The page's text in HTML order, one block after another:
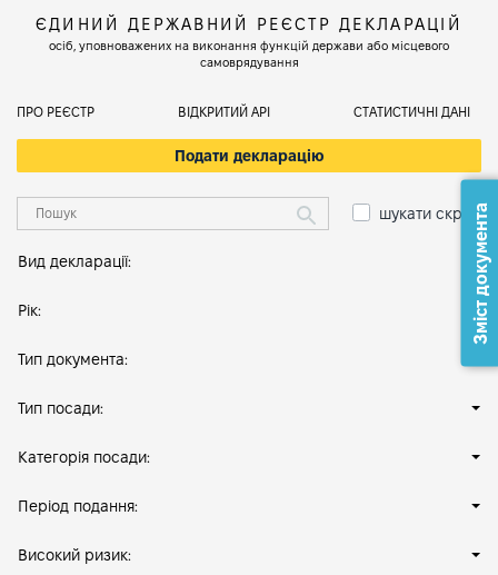
ЄДИНИЙ ДЕРЖАВНИЙ РЕЄСТР ДЕКЛАРАЦІЙ
осіб, уповноважених на виконання функцій держави або місцевого
самоврядування
ПРО РЕЄСТР ВІДКРИТИЙ АРІ СТАТИСТИЧНІ ДАНІ
Подати декларацію
шукати скрізь
Вид декларації:
Рік:
Тип документа:
Тип посади:
Категорія посади:
Період подання:
Високий ризик:
Зміст документа